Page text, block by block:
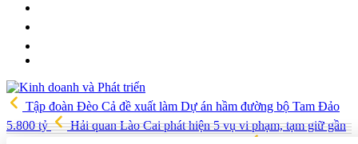
Tập đoàn Đèo Cả đề xuất làm Dự án hầm đường bộ Tam Đảo
5.800 tỷ
Hải quan Lào Cai phát hiện 5 vụ vi phạm, tạm giữ gần